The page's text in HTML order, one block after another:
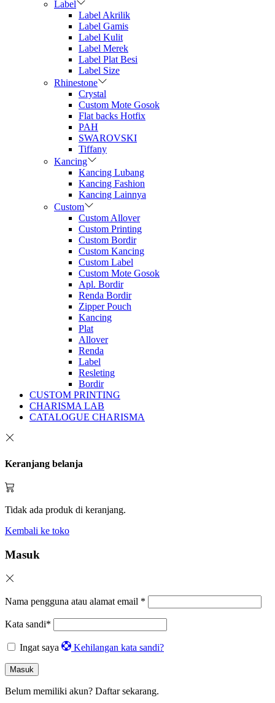
Label
Label Akrilik
Label Gamis
Label Kulit
Label Merek
Label Plat Besi
Label Size
Rhinestone
Crystal
Custom Mote Gosok
Flat backs Hotfix
PAH
SWAROVSKI
Tiffany
Kancing
Kancing Lubang
Kancing Fashion
Kancing Lainnya
Custom
Custom Allover
Custom Printing
Custom Bordir
Custom Kancing
Custom Label
Custom Mote Gosok
Apl. Bordir
Renda Bordir
Zipper Pouch
Kancing
Plat
Allover
Renda
Label
Resleting
Bordir
CUSTOM PRINTING
CHARISMA LAB
CATALOGUE CHARISMA
Keranjang belanja
Tidak ada produk di keranjang.
Kembali ke toko
Masuk
Nama pengguna atau alamat email *
Kata sandi*
Ingat saya Kehilangan kata sandi?
Masuk
Belum memiliki akun? Daftar sekarang.